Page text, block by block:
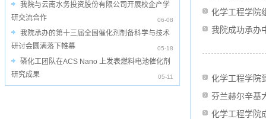
06-08
我院与云南水务投资股份有限公司开展校企产学
研交流合作
05-18
我院承办的第十三届全国催化剂制备科学与技术
研讨会圆满落下帷幕
05-11
磷化工团队在ACS Nano 上发表燃料电池催化剂
研究成果
化学工程学院
我院成功承办
化学工程学院
芬兰赫尔辛基
化学工程学院